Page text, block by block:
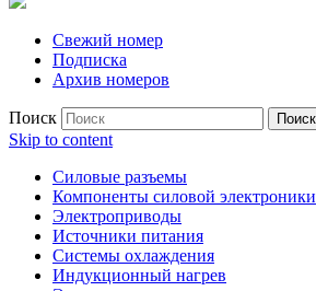
Свежий номер
Подписка
Архив номеров
Поиск
Skip to content
Силовые разъемы
Компоненты силовой электроники
Электроприводы
Источники питания
Системы охлаждения
Индукционный нагрев